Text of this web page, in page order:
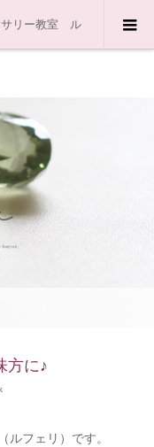
サリー教室 ル
方に♪
ルフェリ）です。